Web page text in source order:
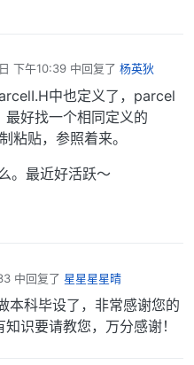
下午10:39中回复了 杨英狄
中也定义了，parcel
好找一个相同定义的
贴，参照着来。
。最近好活跃～
中回复了 星星星星晴
本科毕设了，非常感谢您的
识要请教您，万分感谢！